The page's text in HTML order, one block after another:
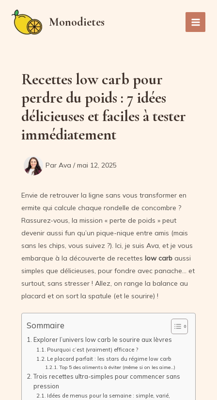
contenu
Monodietes
Main
Recettes low carb pour
perdre du poids : 7 idées
délicieuses et faciles à tester
immédiatement
Par Ava /mai 12, 2025
Envie de retrouver la ligne sans vous transformer en
ermite qui calcule chaque rondelle de concombre ?
Rassurez-vous, la mission « perte de poids » peut
devenir aussi fun qu’un pique-nique entre amis (mais
sans les chips, vous suivez ?). Ici, je suis Ava, et je vous
embarque à la découverte de recettes low carb aussi
simples que délicieuses, pour fondre avec panache… et
surtout, sans stresser ! Allez, on range la balance au
placard et on sort la spatule (et le sourire) !
Sommaire
Explorer l’univers low carb le sourire aux lèvres
Pourquoi c’est (vraiment) efficace ?
Le placard parfait : les stars du régime low carb
Top 5 des aliments à éviter (même si on les aime…)
Trois recettes ultra-simples pour commencer sans
pression
Idées de menus pour la semaine : simple, varié,